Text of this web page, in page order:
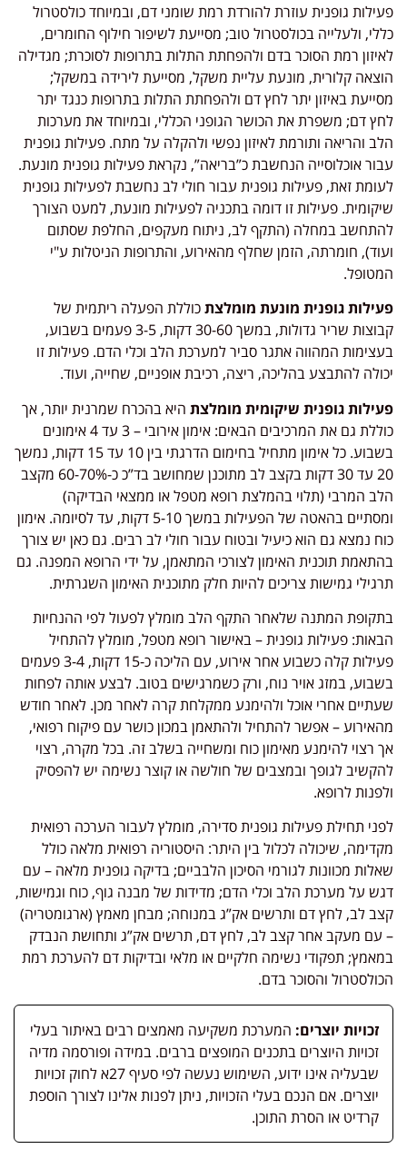
פעילות גופנית עוזרת להורדת רמת שומני דם, ובמיוחד כולסטרול
כללי, ולעלייה בכולסטרול טוב; מסייעת לשיפור חילוף החומרים,
לאיזון רמת הסוכר בדם ולהפחתת התלות בתרופות לסוכרת; מגדילה
הוצאה קלורית, מונעת עליית משקל, מסייעת לירידה במשקל;
מסייעת באיזון יתר לחץ דם ולהפחתת התלות בתרופות כנגד יתר
לחץ דם; משפרת את הכושר הגופני הכללי, ובמיוחד את מערכות
הלב והריאה ותורמת לאיזון נפשי ולהקלה על מתח. פעילות גופנית
עבור אוכלוסייה הנחשבת כ”בריאה”, נקראת פעילות גופנית מונעת.
לעומת זאת, פעילות גופנית עבור חולי לב נחשבת לפעילות גופנית
שיקומית. פעילות זו דומה בתכניה לפעילות מונעת, למעט הצורך
להתחשב במחלה (התקף לב, ניתוח מעקפים, החלפת שסתום
ועוד), חומרתה, הזמן שחלף מהאירוע, והתרופות הניטלות ע"י
המטופל.
פעילות גופנית מונעת מומלצתכוללת הפעלה ריתמית של
קבוצות שריר גדולות, במשך 30-60 דקות, 3-5 פעמים בשבוע,
בעצימות המהווה אתגר סביר למערכת הלב וכלי הדם. פעילות זו
יכולה להתבצע בהליכה, ריצה, רכיבת אופניים, שחייה, ועוד.
פעילות גופנית שיקומית מומלצת היא בהכרח שמרנית יותר, אך
כוללת גם את המרכיבים הבאים: אימון אירובי – 3 עד 4 אימונים
בשבוע. כל אימון מתחיל בחימום הדרגתי בין 10 עד 15 דקות, נמשך
20 עד 30 דקות בקצב לב מתוכנן שמחושב בד”כ כ-60-70% מקצב
הלב המרבי (תלוי בהמלצת רופא מטפל או ממצאי הבדיקה)
ומסתיים בהאטה של הפעילות במשך 5-10 דקות, עד לסיומה. אימון
כוח נמצא גם הוא כיעיל ובטוח עבור חולי לב רבים. גם כאן יש צורך
בהתאמת תוכנית האימון לצורכי המתאמן, על ידי הרופא המפנה. גם
תרגילי גמישות צריכים להיות חלק מתוכנית האימון השגרתית.
בתקופת המתנה שלאחר התקף הלב מומלץ לפעול לפי ההנחיות
הבאות: פעילות גופנית – באישור רופא מטפל, מומלץ להתחיל
פעילות קלה כשבוע אחר אירוע, עם הליכה כ-15 דקות, 3-4 פעמים
בשבוע, במזג אויר נוח, ורק כשמרגישים בטוב. לבצע אותה לפחות
שעתיים אחרי אוכל ולהימנע ממקלחת קרה לאחר מכן. לאחר חודש
מהאירוע – אפשר להתחיל ולהתאמן במכון כושר עם פיקוח רפואי,
אך רצוי להימנע מאימון כוח ומשחייה בשלב זה. בכל מקרה, רצוי
להקשיב לגופך ובמצבים של חולשה או קוצר נשימה יש להפסיק
ולפנות לרופא.
לפני תחילת פעילות גופנית סדירה, מומלץ לעבור הערכה רפואית
מקדימה, שיכולה לכלול בין היתר: היסטוריה רפואית מלאה כולל
שאלות מכוונות לגורמי הסיכון הלבביים; בדיקה גופנית מלאה – עם
דגש על מערכת הלב וכלי הדם; מדידות של מבנה גוף, כוח וגמישות,
קצב לב, לחץ דם ותרשים אק”ג במנוחה; מבחן מאמץ (ארגומטריה)
– עם מעקב אחר קצב לב, לחץ דם, תרשים אק”ג ותחושת הנבדק
במאמץ; תפקודי נשימה חלקיים או מלאי ובדיקות דם להערכת רמת
הכולסטרול והסוכר בדם.
זכויות יוצרים: המערכת משקיעה מאמצים רבים באיתור בעלי
זכויות היוצרים בתכנים המופצים ברבים. במידה ופורסמה מדיה
שבעליה אינו ידוע, השימוש נעשה לפי סעיף 27א לחוק זכויות
יוצרים. אם הנכם בעלי הזכויות, ניתן לפנות אלינו לצורך הוספת
קרדיט או הסרת התוכן.